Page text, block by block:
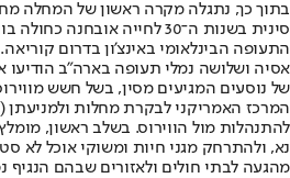
בתוך כך, נתגלה מקרה ראשון של המחלה
סינית בשנות ה־30 לחייה
התעופה הבינלאומי באינצ'ון בדרום
אסיה ושלושה נמלי תעופה בארה"ב הודיעו
של נוסעים המגיעים מסין, בשל חשש
להתנהלות מול הווירוס. בשלב ראשון,
נא, ולהתרחק מגני חיות ומשוקי אוכל לא
מהגעה לבתי חולים ולאזורים שבהם הנגיף